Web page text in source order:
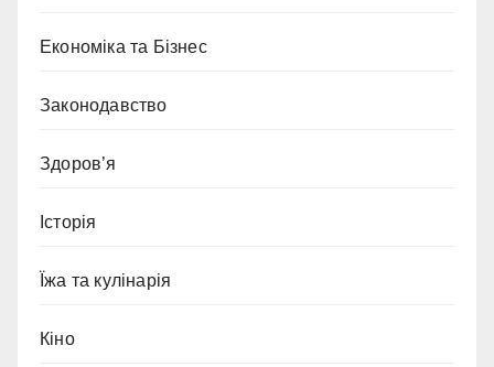
Економіка та Бізнес
Законодавство
Здоров’я
Історія
Їжа та кулінарія
Кіно